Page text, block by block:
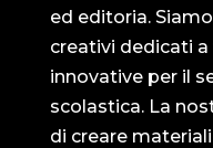
ed editoria.
creativi dedicati
innovative per il
scolastica. La
di creare